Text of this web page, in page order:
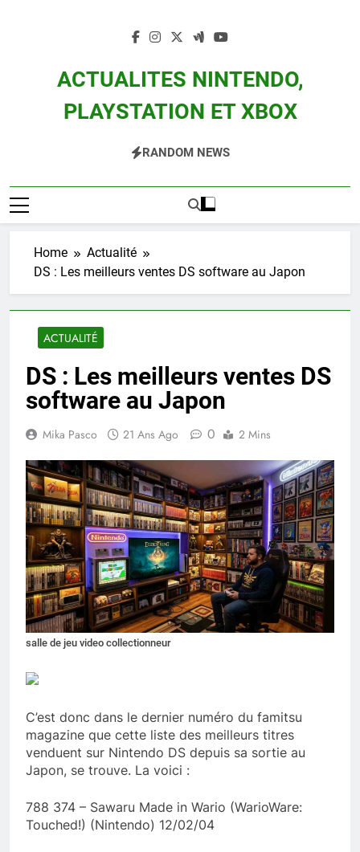
ACTUALITES NINTENDO,
PLAYSTATION ET XBOX
Zelda, Splatoon, Pokemon Entre Autres
RANDOM NEWS
Home
Actualité
DS : Les meilleurs ventes DS software au Japon
ACTUALITÉ
DS : Les meilleurs ventes DS
software au Japon
Mika Pasco 21 Ans Ago 0 2 Mins
salle de jeu video collectionneur
C’est donc dans le dernier numéro du famitsu
magazine que cette liste des meilleurs titres
venduent sur Nintendo DS depuis sa sortie au
Japon, se trouve. La voici :
788 374 – Sawaru Made in Wario (WarioWare:
Touched!) (Nintendo) 12/02/04